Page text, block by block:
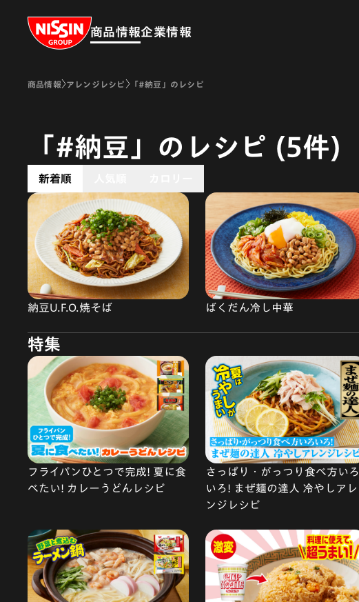
Nissin Group
商品情報企業情報
商品情報 アレンジレシピ 「#納豆」のレシピ
「#納豆」のレシピ (5件)
新着順
納豆U.F.O.焼そば ばくだん冷し中華
特集
フライパンひとつで完成! 夏に食
べたい! カレーうどんレシピ
さっぱり・がっつり食べ方いろ
いろ! まぜ麺の達人 冷やしアレ
ンジレシピ